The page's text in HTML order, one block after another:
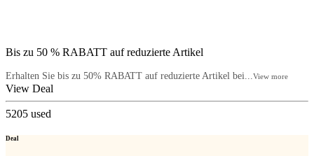
Bis zu 50 % RABATT auf reduzierte Artikel
Erhalten Sie bis zu 50% RABATT auf reduzierte Artikel bei... View more
View Deal
5205 used
Deal